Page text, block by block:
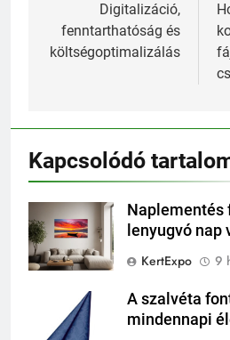
Digitalizáció,
fenntarthatóság és
költségoptimalizálás
Kapcsolódó
Naplementés
lenyugvó nap
KertExpo
9
A szalvéta
mindennapi